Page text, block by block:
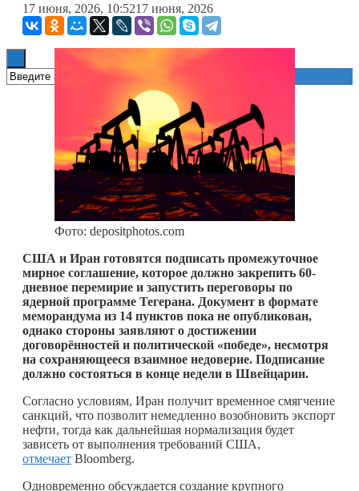
Книги
17 июня, 2026, 10:5217 июня, 2026
Фото: depositphotos.com
США и Иран готовятся подписать промежуточное
мирное соглашение, которое должно закрепить 60-
дневное перемирие и запустить переговоры по
ядерной программе Тегерана. Документ в формате
меморандума из 14 пунктов пока не опубликован,
однако стороны заявляют о достижении
договорённостей и политической «победе», несмотря
на сохраняющееся взаимное недоверие. Подписание
должно состояться в конце недели в Швейцарии.
Согласно условиям, Иран получит временное смягчение
санкций, что позволит немедленно возобновить экспорт
нефти, тогда как дальнейшая нормализация будет
зависеть от выполнения требований США,
отмечает Bloomberg.
Одновременно обсуждается создание крупного